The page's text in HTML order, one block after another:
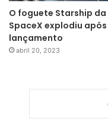
O foguete Starship da
SpaceX explodiu após
lançamento
abril 20, 2023